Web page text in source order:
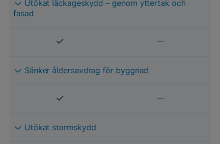
fasad
Sänker åldersavdrag för byggnad
Utökat stormskydd